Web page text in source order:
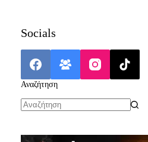
Socials
Αναζήτηση